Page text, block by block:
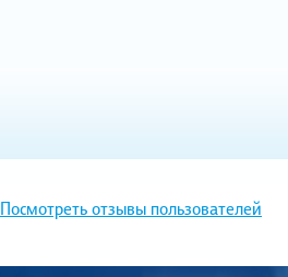
Посмотреть отзывы пользователей